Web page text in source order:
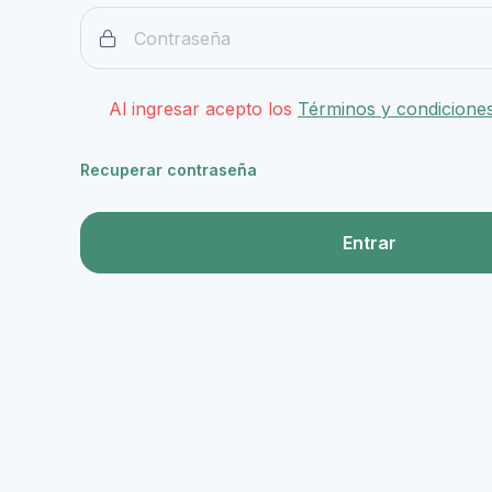
Al ingresar acepto los Términos y
Recuperar contraseña
Entrar